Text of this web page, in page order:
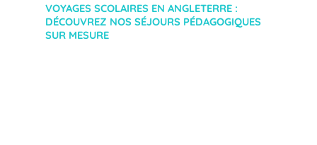
VOYAGES SCOLAIRES EN ANGLETERRE :
DÉCOUVREZ NOS SÉJOURS PÉDAGOGIQUES
SUR MESURE